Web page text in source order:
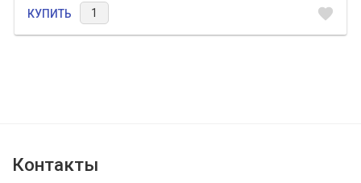
КУПИТЬ favorite
Контакты